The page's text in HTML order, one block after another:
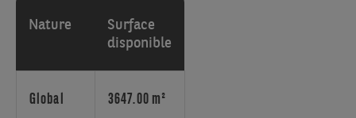
au
ring
de
Nature
Surface
disponible
Global 3647.00 m²